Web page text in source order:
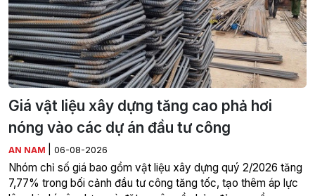
Giá vật liệu xây dựng tăng cao phả hơi
nóng vào các dự án đầu tư công
AN NAM 06-08-2026
Nhóm chỉ số giá bao gồm vật liệu xây dựng quý 2/2026 tăng
7,77% trong bối cảnh đầu tư công tăng tốc, tạo thêm áp lực